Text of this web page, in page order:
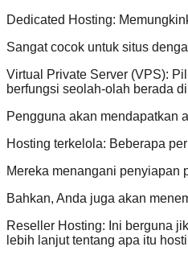
Dedicated Hosting:
Sangat cocok untuk situs
Virtual Private Server (VPS):
berfungsi seolah-olah berada
Pengguna akan mendapatkan
Hosting terkelola: Beberapa
Mereka menangani penyiapan
Bahkan, Anda juga akan
Reseller Hosting: Ini berguna
lebih lanjut tentang apa itu